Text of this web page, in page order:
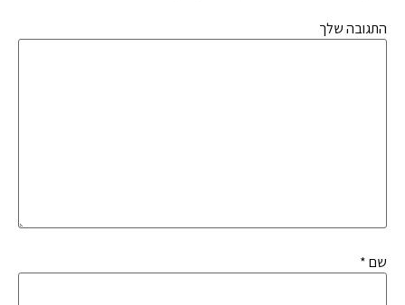
התגובה שלך
שם*